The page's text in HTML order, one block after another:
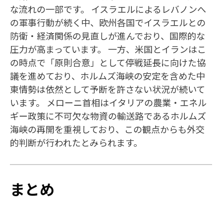
な流れの一部です。 イスラエルによるレバノンへ
の軍事行動が続く中、欧州各国でイスラエルとの
防衛・経済関係の見直しが進んでおり、国際的な
圧力が高まっています。 一方、米国とイランはこ
の時点で「原則合意」として停戦延長に向けた協
議を進めており、ホルムズ海峡の安定を含めた中
東情勢は依然として予断を許さない状況が続いて
います。 メローニ首相はイタリアの農業・エネル
ギー政策に不可欠な物資の輸送路であるホルムズ
海峡の再開を重視しており、この観点からも外交
的判断が行われたとみられます。
まとめ